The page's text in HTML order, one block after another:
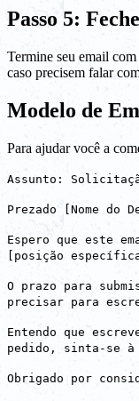
Passo 5:
Termine seu email
caso precisem falar
Modelo de
Para ajudar você a
Assunto:
Prezado [Nome do
Espero que este
[posição
O prazo para
precisar para
Entendo que
pedido, sinta-se à
Obrigado por